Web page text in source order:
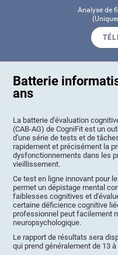
Analyse de
Batterie
ans
La batterie d'évaluation
(CAB-AG) de CogniFit est un
d'une série de tests et de
rapidement et précisément la
dysfonctionnements dans les
vieillissement.
Ce test en ligne innovant pour
permet un dépistage mental
faiblesses cognitives et
certaine déficience cognitive
professionnel peut facilement
neuropsychologique.
Le rapport de résultats sera
qui prend généralement de 13